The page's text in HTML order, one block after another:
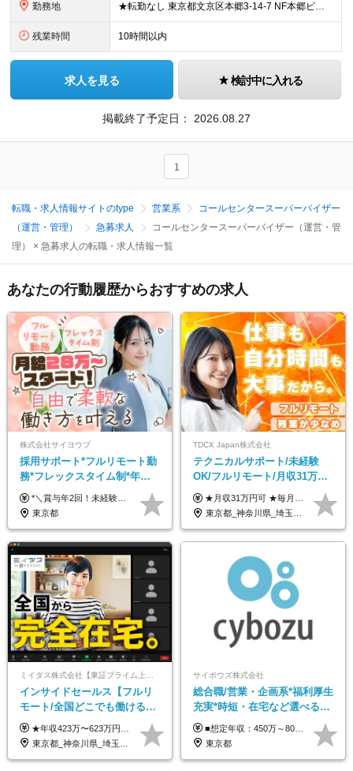
勤務地 ★転勤なし 東京都文京区本郷3-14-7 NF本郷ビル ★2026年11月頃より海浜幕張エリアに移転予定！ 千葉県千葉市美浜区中瀬1-6 駅から屋根付き通路を利用して通勤可能なため、 雨の日でも
残業時間 10時間以内
求人を見る 検討中に入れる
掲載終了予定日： 2026.08.27
1
転職・求人情報サイトのtype 営業系
コールセンタースーパーバイザー
（運営・管理）
急募求人
コールセンタースーパーバイザー（運営・管
理） × 急募求人の転職・求人情報一覧
あなたの行動履歴からおすすめの求人
株式会社サイヨウブ
採用サポート*フルリモート勤
務*フレックスタイム制*年休
120日*土日祝休み*残業ほぼな
し*育児中社員8割以上
*＼賞与年2回！未経験から月給28万円スタート／* ◆月給28万～40万円＋賞与年2回＋各種インセンティブ ※経験・スキルを考慮の上、決定します ※試用期間6ヶ月間あり（期間中は月給26万円～になります。その他待遇等に差異はありません） ※月給には月35時間分の固定残業代含む（月5万4800円/超過分別途支給） ※ほとんどのメンバーが残業ゼロです！フレックスタイム制のため、自分の生活に合わせて調整できます。 ＼希望性で土曜日出勤あり／ お客様より「土曜日に応募者の対応をしてほしい」という ご要望を受けた際に、応募者対応⇒求職者との メッセージのやり取りなど、対応が発生する場合があります。 ※土曜日に出勤いただく場合は ・2時間稼働：4500円 ・4時間稼働：9000円 の給与が発生。勤務時間が4時間超えることは原則ありません。 短期間で高い給与をGETできるチャンスです♪
東京都
TDCX Japan株式会社
テクニカルサポート/未経験
OK/フルリモート/月収31万円
可/月最大3万のインセンティ
ブ支給/平均年齢33歳
★月収31万円可 ★毎月「最大3万円」のインセンティブあり 月給266,228円～＋スキル手当（15,000円）＋インセンティブ（月最大3万円） ※月給例（月額最大額）：281,228 円＋残業代発生分 インセンティブを最大まで取得できた場合は、月額最大額：311,228円＋残業代発生分 となります ※経験・スキルなどを考慮し決定します ※残業代は1分単位で支給 ※試用期間3ヵ月あり（契約社員期間も給与・待遇に変更なし） ※インセンティブは効率性、顧客満足、勤怠状況等の結果により毎月金額が決定されます。 ＼”頑張り”はインセンティブで還元！／ 入社3ヶ月目から、目標数字やKPI、勤怠状況、お客様アンケートなどをもとに評価をスタート。 最短4ヶ月目にはインセンティブの支給も可能です！
東京都_神奈川県_埼玉県_千葉県_大阪府_愛知県_北海道_青森県_岩手県_宮城県_秋田県_山形県_福島県_茨城県_栃木県_群馬県_新潟県_山梨県_長野県_富山県_石川県_福井県_静岡県_岐阜県_三重県_兵庫県_京都府_滋賀県_奈良県_和歌山県_広島県_岡山県_鳥取県_島根県_山口県_徳島県_香川県_愛媛県_高知県_福岡県_熊本県_佐賀県_長崎県_大分県_宮崎県_鹿児島県_沖縄県
インサイドセールス【フルリ
モート/全国どこでも働ける】
未経験OK*土日祝休み*残業少
なめ*在宅勤務手当あり
★年収423万〜623万円のモデルあり（想定時間外手当10時間分含む） ★半年に一度ドカンと支給のボーナスあり（半年に1度最大150万円） 月給25万円〜＋各種手当＋インセンティブ ＊リモートワーク手当（4000円/月） ＊リモートワーク一時金（1万5000円） ＊残業手当全額支給 ※経験・スキルにより月給を決定します ※試用期間：2ヵ月あり。期間中の雇用形態・給与・待遇に変更はありません 《頑張りはインセンティブとして還元！》 当社は5段階の評価制度を導入。 半期に1回の評価で最高ランク（5点）を獲得したメンバーには、 150万円のインセンティブを支給！ これが半年に一度のインセンティブとして支給されるため、 成果を出した分だけまとまった収入を得られる仕組みです。 【固定残業代について】 なし（残業代は、実際の労働時間に応じて別途全額支給）
東京都_神奈川県_埼玉県_千葉県_大阪府_愛知県_北海道_青森県_岩手県_宮城県_秋田県_山形県_福島県_茨城県_栃木県_群馬県_新潟県_山梨県_長野県_富山県_石川県_福井県_静岡県_岐阜県_三重県_兵庫県_京都府_滋賀県_奈良県_和歌山県_広島県_岡山県_鳥取県_島根県_山口県_徳島県_香川県_愛媛県_高知県_福岡県_熊本県_佐賀県_長崎県_大分県_宮崎県_鹿児島県_沖縄県
サイボウズ株式会社
総合職/営業・企画系*福利厚生
充実*時短・在宅など選べる働
き方*賞与年2回
■想定年収：450万～800万円（基本給12ヶ月分＋賞与2ヶ月分） ※上記想定年収はフルタイムの働き方を想定しています。 それ以外の働き方（勤務日数、時短、固定残業時間数の変更など）の場合 上記想定年収の支給を確約するものではありません ※賞与は全社の業績に応じて変動の可能性があります ※ご経験・スキルを考慮のうえ、当社規定により優遇します （試用期間3ヶ月有/給与・待遇に差異なし） ■昇給年1回 ■賞与年2回（2月・8月）
東京都